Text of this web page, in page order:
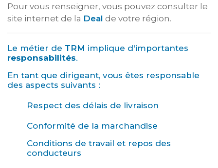
Pour vous renseigner, vous pouvez consulter le
site internet de la Deal de votre région.
Le métier de TRM implique d'importantes
responsabilités.
En tant que dirigeant, vous êtes responsable
des aspects suivants :
Respect des délais de livraison
Conformité de la marchandise
Conditions de travail et repos des
conducteurs